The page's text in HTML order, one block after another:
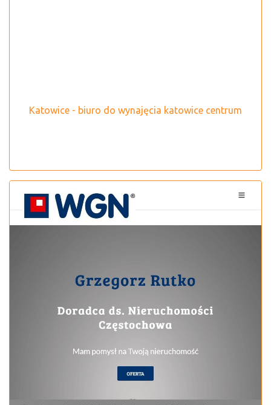
Katowice - biuro do wynajęcia katowice centrum